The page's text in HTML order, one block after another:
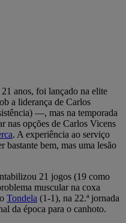
anos, foi lançado na elite
a liderança de Carlos
—, mas na temporada
nas opções de Carlos Vicens
. A experiência ao serviço
bastante bem, mas uma lesão
21 jogos (19 como
muscular na coxa
Tondela (1-1), na 22.ª jornada
da época para o canhoto.